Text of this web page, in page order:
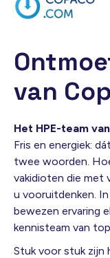
van
Het HPE-team
Fris en energiek:
twee woorden.
vakidioten die met
u vooruitdenken.
bewezen ervaring
kennisteam van
Stuk voor stuk zijn